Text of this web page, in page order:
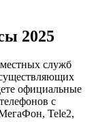
2025
служб
официальные
с
Tele2,